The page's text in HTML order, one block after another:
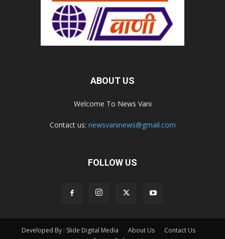
ABOUT US
Welcome To News Vani
Contact us: newsvaninews@gmail.com
FOLLOW US
Developed By : Slide Digital Media About Us
Contact Us